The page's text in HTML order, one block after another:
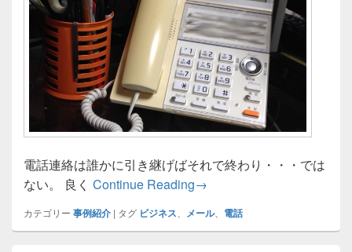
電話連絡は誰かに引き継げばそれで終わり・・・では
ない。 良く Continue Reading電話連絡と連携～予定管
→
カテゴリー 事例紹介 | タグ ビジネス メール、 電話